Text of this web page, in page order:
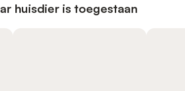
huisdier is toegestaan